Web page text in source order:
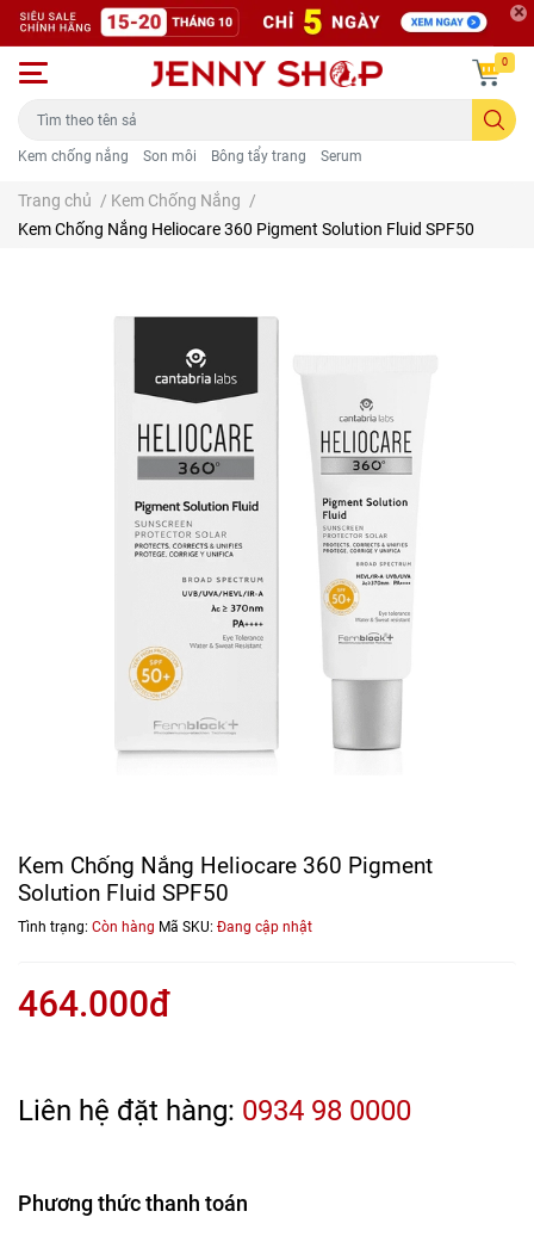
Kem chống nắng Son môi Bông tẩy trang Serum
0
Trang chủ / Kem Chống Nắng /
Kem Chống Nắng Heliocare 360 Pigment Solution Fluid SPF50
Kem Chống Nắng Heliocare 360 Pigment
Solution Fluid SPF50
Tình trạng: Còn hàng Mã SKU: Đang cập nhật
464.000đ
Liên hệ đặt hàng: 0934 98 0000
Phương thức thanh toán